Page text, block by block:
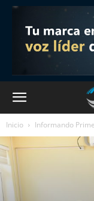
Inicio Informando